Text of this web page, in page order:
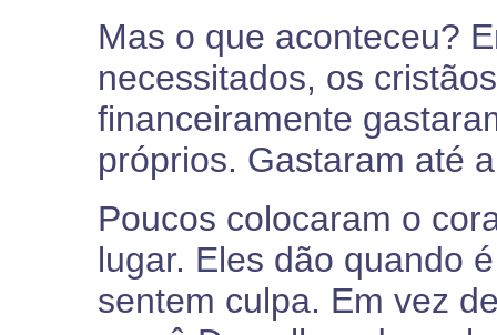
Mas o que aconteceu?
necessitados, os
financeiramente
próprios. Gastaram até
Poucos colocaram o
lugar. Eles dão quando
sentem culpa. Em vez